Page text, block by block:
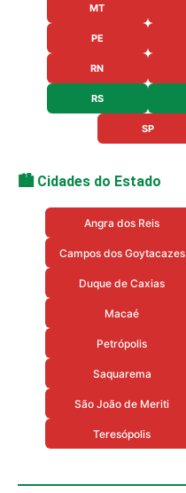
MT
PE
RN
RS
SP
🏙️ Cidades do Estado
Angra dos Reis
Campos dos Goytacazes
Duque de Caxias
Macaé
Petrópolis
Saquarema
São João de Meriti
Teresópolis